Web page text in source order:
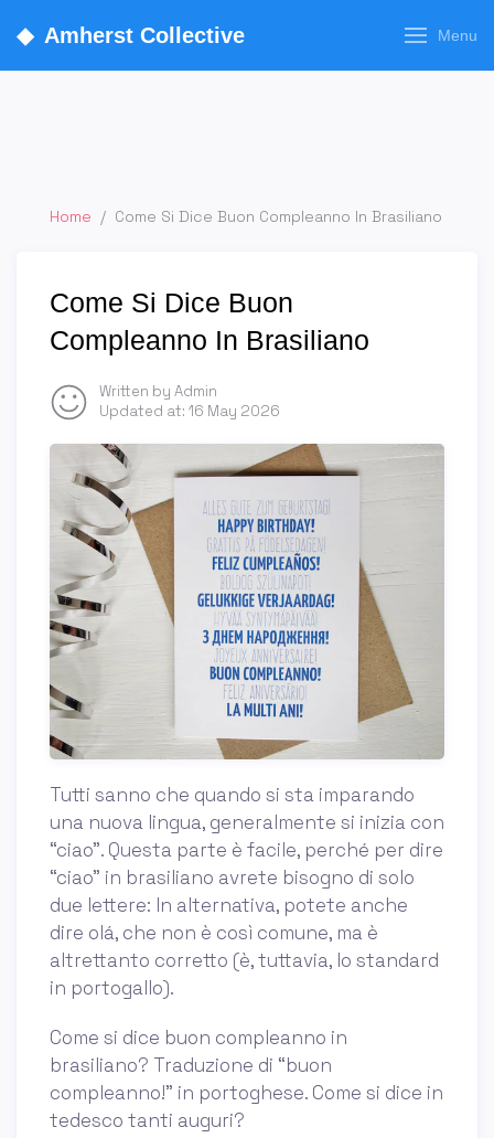
◆ Amherst Collective Menu
Home / Come Si Dice Buon Compleanno In Brasiliano
Come Si Dice Buon
Compleanno In Brasiliano
Written by Admin
Updated at: 16 May 2026
Tutti sanno che quando si sta imparando
una nuova lingua, generalmente si inizia con
“ciao”. Questa parte è facile, perché per dire
“ciao” in brasiliano avrete bisogno di solo
due lettere: In alternativa, potete anche
dire olá, che non è così comune, ma è
altrettanto corretto (è, tuttavia, lo standard
in portogallo).
Come si dice buon compleanno in
brasiliano? Traduzione di “buon
compleanno!” in portoghese. Come si dice in
tedesco tanti auguri?